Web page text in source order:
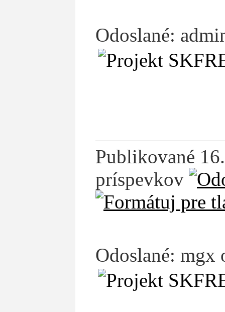
Odoslané:
Publikované
príspevkov
Odoslané: mgx